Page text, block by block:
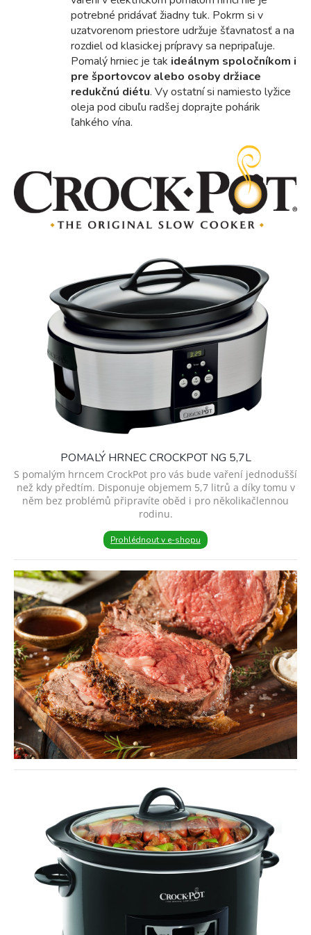
potrebné pridávať žiadny tuk. Pokrm si v
uzatvorenom priestore udržuje šťavnatosť a na
rozdiel od klasickej prípravy sa nepripaľuje.
Pomalý hrniec je tak ideálnym spoločníkom i
pre športovcov alebo osoby držiace
redukčnú diétu. Vy ostatní si namiesto lyžice
oleja pod cibuľu radšej doprajte pohárik
ľahkého vína.
POMALÝ HRNEC CROCKPOT NG 5,7L
S pomalým hrncem CrockPot pro vás bude vaření jednodušší
než kdy předtím. Disponuje objemem 5,7 litrů a díky tomu v
něm bez problémů připravíte oběd i pro několikačlennou
rodinu.
Prohlédnout v e-shopu